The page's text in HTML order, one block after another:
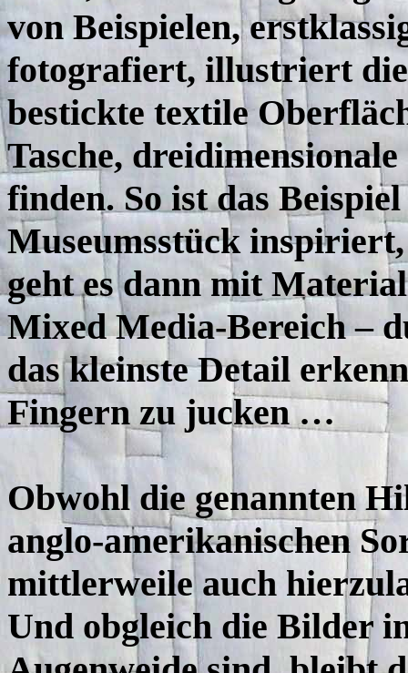
von Beispielen,
fotografiert, illustriert
bestickte textile
Tasche,
finden. So ist das
Museumsstück
geht es dann mit
Mixed Media-Bereich –
das kleinste Detail
Fingern zu jucken …
Obwohl die genannten
anglo-amerikanischen
mittlerweile auch
Und obgleich die Bilder